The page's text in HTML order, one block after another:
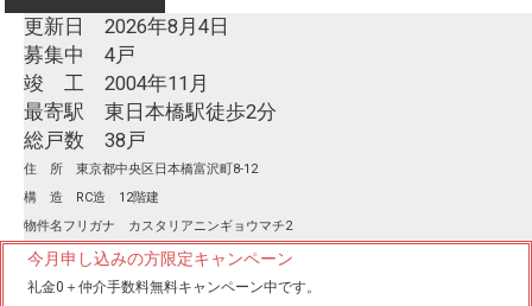
更新日 2026年8月4日
募集中 4戸
竣 工 2004年11月
最寄駅 東日本橋駅徒歩2分
総戸数 38戸
住 所 東京都中央区日本橋富沢町8-12
構 造 RC造 12階建
物件名フリガナ カスタリアニンギョウマチ2
今月申し込みの方限定キャンペーン
礼金0 ＋ 仲介手数料無料キャンペーン中です。